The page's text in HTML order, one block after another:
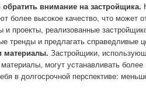
внимание на застройщика.
более высокое качество, что может
и проекты, реализованные
тренды и предлагать справедливые
материалы. Застройщики,
могут устанавливать
в долгосрочной перспективе: